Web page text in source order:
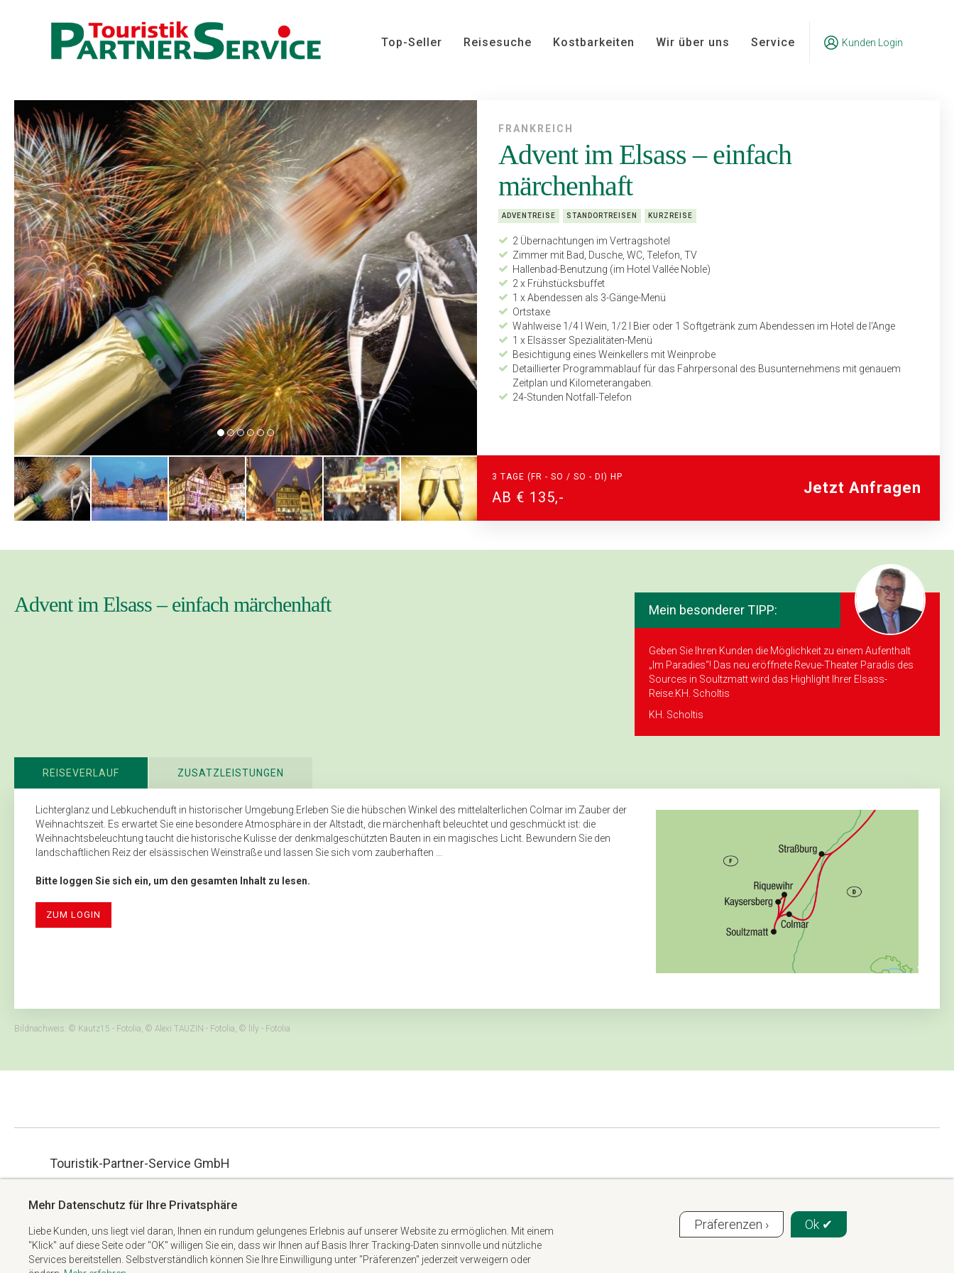
Top-Seller Reisesuche Kostbarkeiten Wir über uns Service Kunden Login
FRANKREICH
Advent im Elsass – einfach
märchenhaft
ADVENTREISE STANDORTREISEN KURZREISE
2 Übernachtungen im Vertragshotel
Zimmer mit Bad, Dusche, WC, Telefon, TV
Hallenbad-Benutzung (im Hotel Vallée Noble)
2 x Frühstücksbuffet
1 x Abendessen als 3-Gänge-Menü
Ortstaxe
Wahlweise 1/4 l Wein, 1/2 l Bier oder 1 Softgetränk zum Abendessen im Hotel de l‘Ange
1 x Elsässer Spezialitäten-Menü
Besichtigung eines Weinkellers mit Weinprobe
Detaillierter Programmablauf für das Fahrpersonal des Bus­unternehmens mit genauem
Zeitplan und Kilometerangaben.
24-Stunden Notfall-Telefon
3 TAGE (FR - SO / SO - DI) HP
AB € 135,-
Jetzt Anfragen
Advent im Elsass – einfach märchenhaft Mein besonderer TIPP:
Geben Sie Ihren Kunden die Möglichkeit zu einem Aufenthalt
„Im Paradies“! Das neu eröffnete Revue-Theater Paradis des
Sources in Soultzmatt wird das Highlight Ihrer Elsass-
Reise.KH. Scholtis
KH. Scholtis
REISEVERLAUF ZUSATZLEISTUNGEN
Lichterglanz und Lebkuchenduft in historischer Umgebung.Erleben Sie die hübschen Winkel des mittelalterlichen Colmar im Zauber der
Weihnachtszeit. Es erwartet Sie eine besondere Atmosphäre in der Altstadt, die märchenhaft beleuchtet und geschmückt ist: die
Weihnachtsbeleuchtung taucht die historische Kulisse der denkmalgeschützten Bauten in ein magisches Licht. Bewundern Sie den
landschaftlichen Reiz der elsässischen Weinstraße und lassen­ Sie sich vom zauberhaften ...
Bitte loggen Sie sich ein, um den gesamten Inhalt zu lesen.
ZUM LOGIN
Bildnachweis: © Kautz15 - Fotolia, © Alexi TAUZIN - Fotolia, © lily - Fotolia
Touristik-Partner-Service GmbH
+49 6074 6982738
63322 Rödermark
AGB
Kontakt
Mehr Datenschutz für Ihre Privatsphäre
Liebe Kunden, uns liegt viel daran, Ihnen ein rundum gelungenes Erlebnis auf unserer Website zu ermöglichen. Mit einem
"Klick" auf diese Seite oder "OK" willigen Sie ein, dass wir Ihnen auf Basis Ihrer Tracking-Daten sinnvolle und nützliche
Services bereitstellen. Selbstverständlich können Sie Ihre Einwilligung unter "Präferenzen" jederzeit verweigern oder
Präferenzen › Ok ✔